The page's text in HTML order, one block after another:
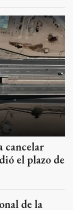
cancelar
el plazo de
de la